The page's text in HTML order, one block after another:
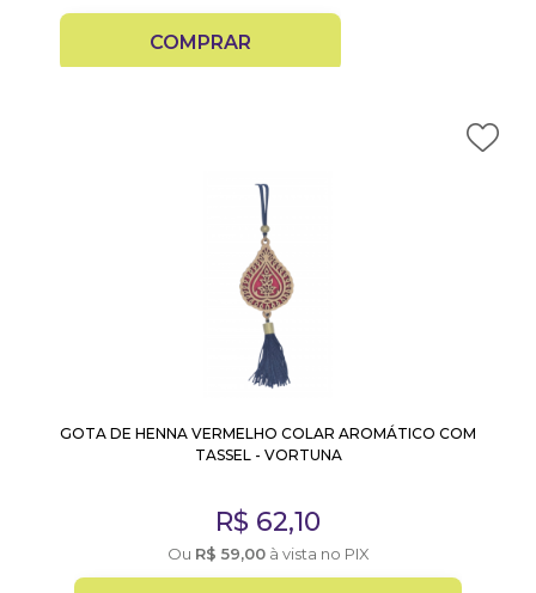
COMPRAR
GOTA DE HENNA VERMELHO COLAR AROMÁTICO COM
TASSEL - VORTUNA
R$ 62,10
Ou R$ 59,00à vista no PIX